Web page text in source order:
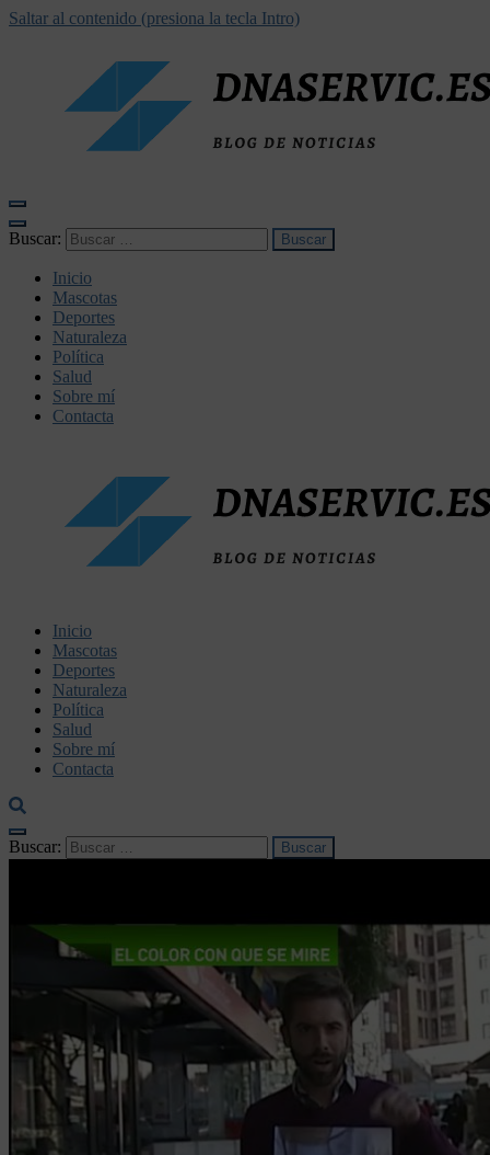
Saltar al contenido (presiona la tecla Intro)
Buscar:
Inicio
Mascotas
Deportes
Naturaleza
Política
Salud
Sobre mí
Contacta
dnaservic.es
Inicio
Mascotas
Deportes
Naturaleza
Política
Salud
Sobre mí
Contacta
Buscar: